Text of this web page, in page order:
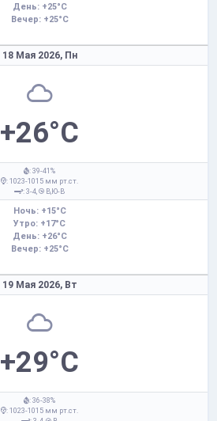
День: +25°C
Вечер: +25°C
18 Мая 2026, Пн
+26°C
: 39-41%
: 1023-1015 мм рт.ст.
: 3-4,
В,Ю-В
Ночь: +15°C
Утро: +17°C
День: +26°C
Вечер: +25°C
19 Мая 2026, Вт
+29°C
: 36-38%
: 1023-1015 мм рт.ст.